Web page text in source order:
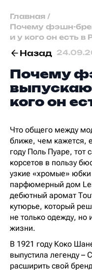
Главная /
Почему фэшн-
и у кого он есть в
Назад
Почему
кого он
Что общего между
ближе, чем кажется,
году Поль Пуаре, тот
корсетов в пользу
узкие «хромые»
парфюмерный дом
дебютный аромат
кутюрье, который
не только одежду, но
жизни.
В 1921 году Коко
выпустила легенду
расширить свой